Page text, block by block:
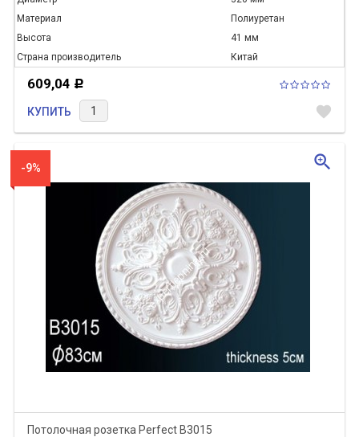
Материал
Полиуретан
Высота
41 мм
Страна производитель
Китай
609,04 Р
КУПИТЬ favorite
-9%
Потолочная розетка Perfect B3015
zoom_in